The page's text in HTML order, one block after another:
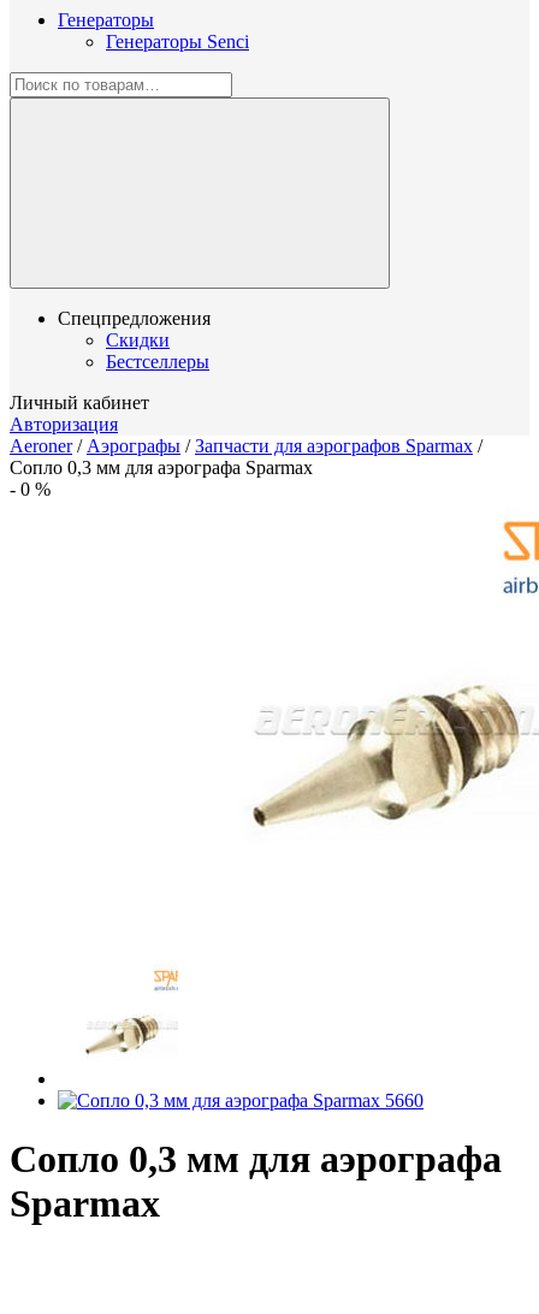
Генераторы
Генераторы Senci
Спецпредложения
Скидки
Бестселлеры
Личный кабинет
Авторизация
Aeroner/ Аэрографы /Запчасти для аэрографов Sparmax /
Сопло 0,3 мм для аэрографа Sparmax
- 0 %
Сопло 0,3 мм для аэрографа
Sparmax